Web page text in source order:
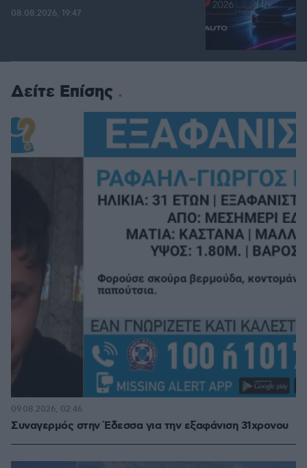
08.08.2026, 19:47
Δείτε Επίσης
Συναγερμός στην Έδεσσα για την εξαφάνιση 31χρονου
09.08.2026, 02:46